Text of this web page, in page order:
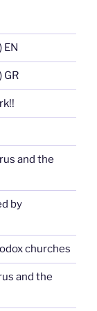
EN
GR
and the
by
churches
and the